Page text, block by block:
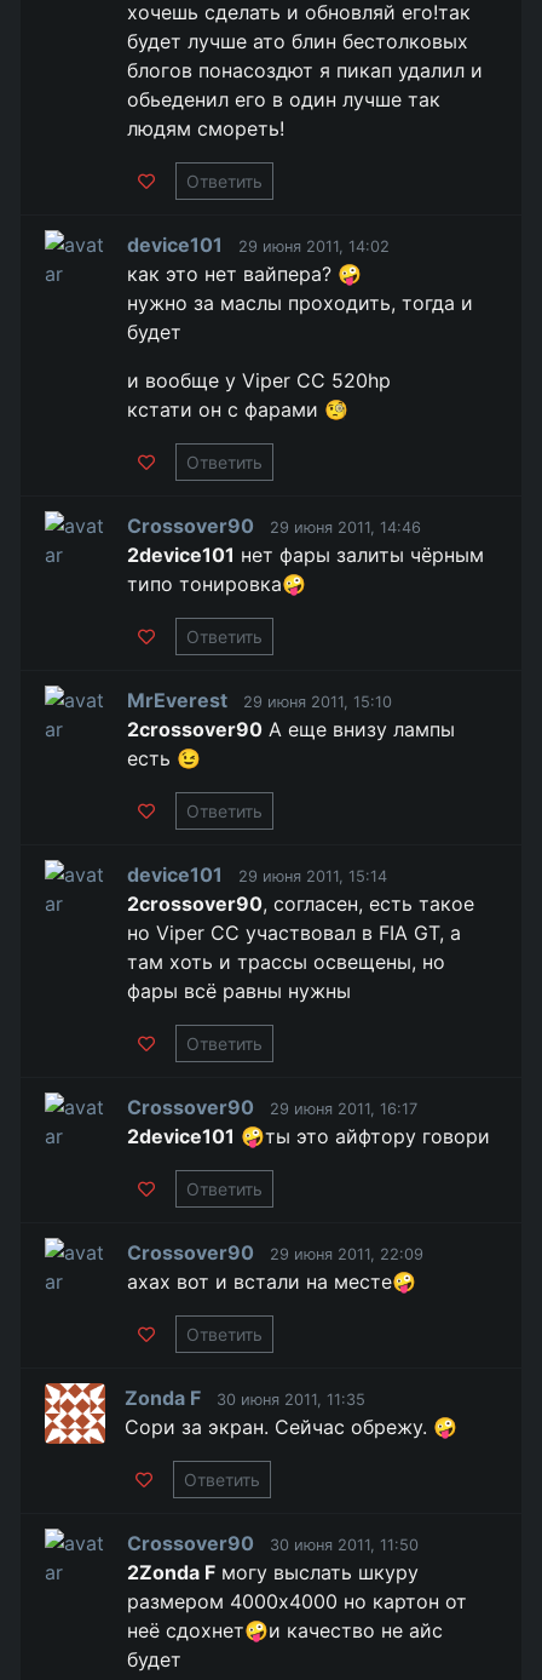
хочешь сделать и обновляй его!так
будет лучше ато блин бестолковых
блогов понасоздют я пикап удалил и
обьеденил его в один лучше так
людям смореть!
Ответить
device101 29 июня 2011, 14:02
как это нет вайпера? 🤪
нужно за маслы проходить, тогда и
будет
и вообще у Viper CC 520hp
кстати он с фарами 🧐
Ответить
Crossover90 29 июня 2011, 14:46
2device101 нет фары залиты чёрным
типо тонировка🤪
Ответить
MrEverest 29 июня 2011, 15:10
2crossover90 А еще внизу лампы
есть 😉
Ответить
device101 29 июня 2011, 15:14
2crossover90, согласен, есть такое
но Viper CC участвовал в FIA GT, а
там хоть и трассы освещены, но
фары всё равны нужны
Ответить
Crossover90 29 июня 2011, 16:17
2device101 🤪ты это айфтору говори
Ответить
Crossover90 29 июня 2011, 22:09
ахах вот и встали на месте🤪
Ответить
Zonda F 30 июня 2011, 11:35
Сори за экран. Сейчас обрежу. 🤪
Ответить
Crossover90 30 июня 2011, 11:50
2Zonda F могу выслать шкуру
размером 4000х4000 но картон от
неё сдохнет🤪и качество не айс
будет